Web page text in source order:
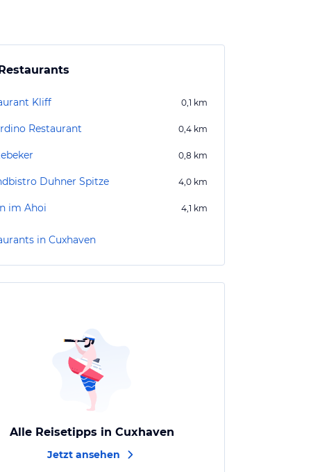
Kliff 0,1 km
Restaurant 0,4 km
0,8 km
Duhner Spitze 4,0 km
im Ahoi 4,1 km
in Cuxhaven
Alle Reisetipps in Cuxhaven
Jetzt ansehen